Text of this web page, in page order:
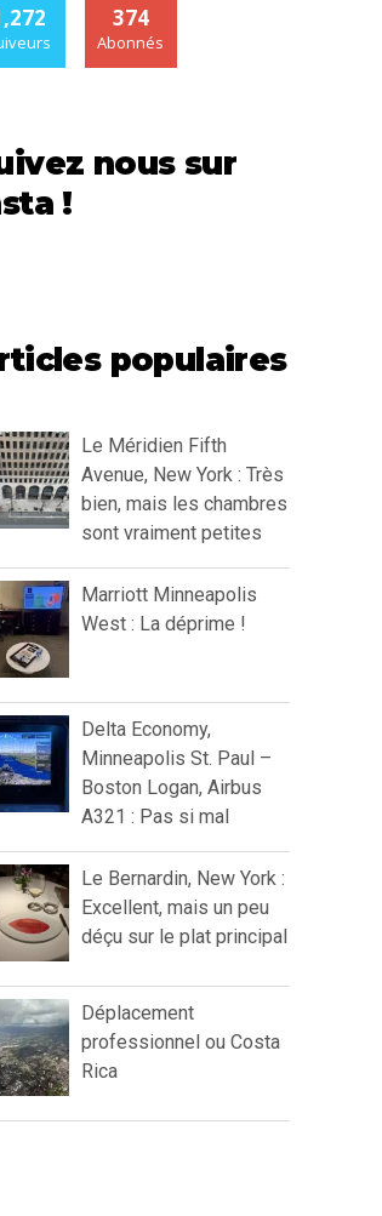
374
Abonnés
nous sur
!
populaires
Le Méridien Fifth
Avenue, New York : Très
bien, mais les chambres
sont vraiment petites
Marriott Minneapolis
West : La déprime !
Delta Economy,
Minneapolis St. Paul –
Boston Logan, Airbus
A321 : Pas si mal
Le Bernardin, New York :
Excellent, mais un peu
déçu sur le plat principal
Déplacement
professionnel ou Costa
Rica